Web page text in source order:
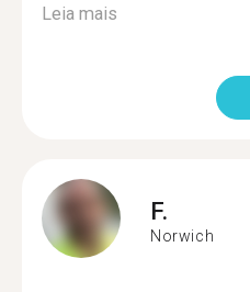
Leia mais
F.
Norwich